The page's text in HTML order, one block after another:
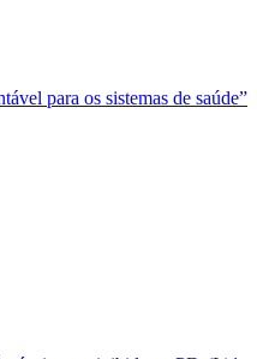
para os sistemas de saúde”